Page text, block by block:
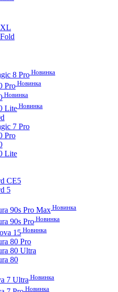
8 Pro Новинка
Pro Новинка
Новинка
Lite Новинка
7 Pro
Pro
Lite
CE5
5
90s Pro MaxНовинка
90s Pro Новинка
15 Новинка
80 Pro
80 Ultra
80
7 Ultra Новинка
Новинка